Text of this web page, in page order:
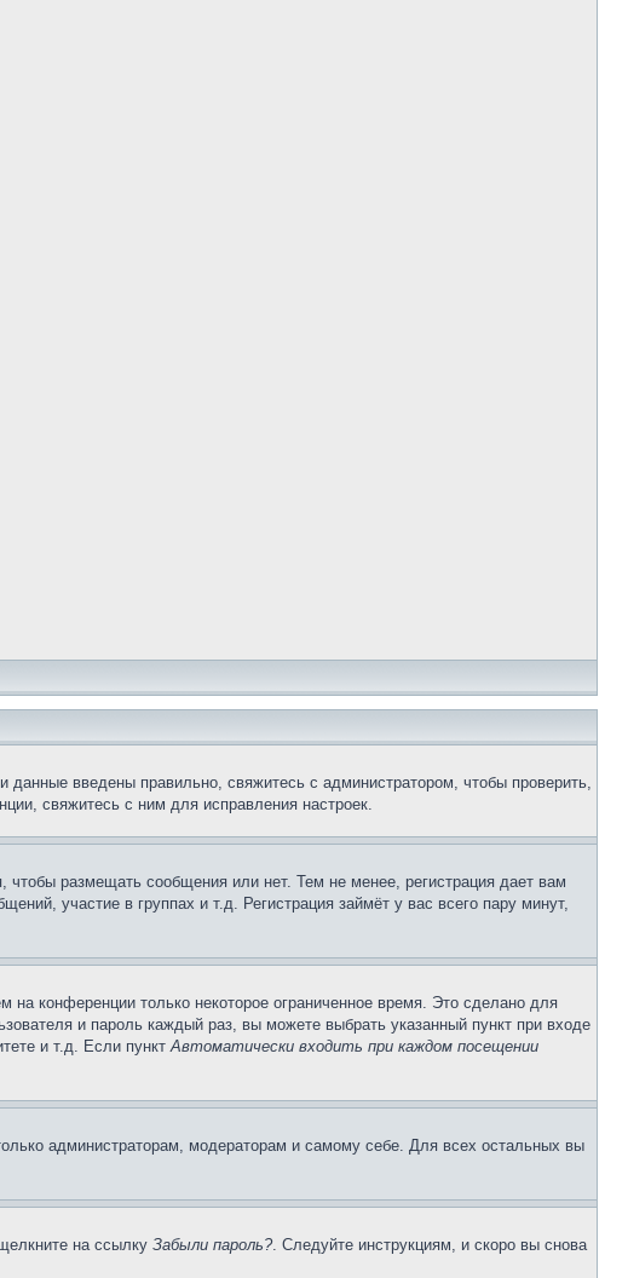
введены правильно, свяжитесь с администратором, чтобы проверить,
свяжитесь с ним для исправления настроек.
чтобы размещать сообщения или нет. Тем не менее, регистрация дает вам
участие в группах и т.д. Регистрация займёт у вас всего пару минут,
на конференции только некоторое ограниченное время. Это сделано для
и пароль каждый раз, вы можете выбрать указанный пункт при входе
и т.д. Если пунктАвтоматически входить при каждом посещении
администраторам, модераторам и самому себе. Для всех остальных вы
на ссылку Забыли пароль?. Следуйте инструкциям, и скоро вы снова